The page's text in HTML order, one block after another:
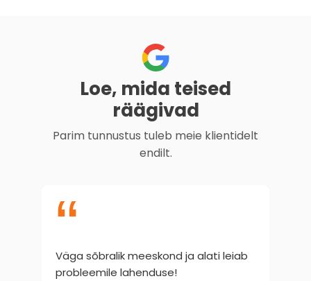
Loe, mida teised
räägivad
Parim tunnustus tuleb meie klientidelt
endilt.
“
Väga sõbralik meeskond ja alati leiab
probleemile lahenduse!